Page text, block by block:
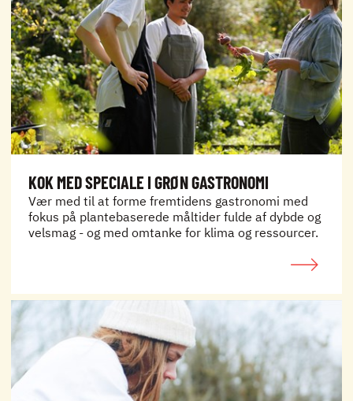
KOK MED SPECIALE I GRØN GASTRONOMI
Vær med til at forme fremtidens gastronomi med
fokus på plantebaserede måltider fulde af dybde og
velsmag - og med omtanke for klima og ressourcer.